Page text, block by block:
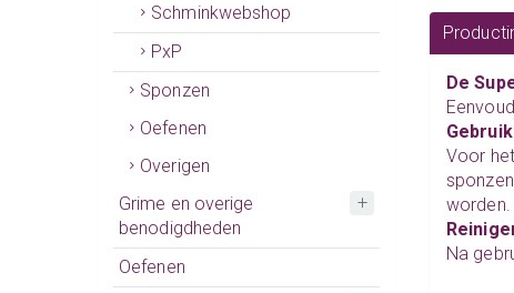
Schminkwebshop
PxP
Sponzen
Oefenen
Overigen
Grime en overige
benodigdheden
Oefenen
De
Voor
worden.
Na